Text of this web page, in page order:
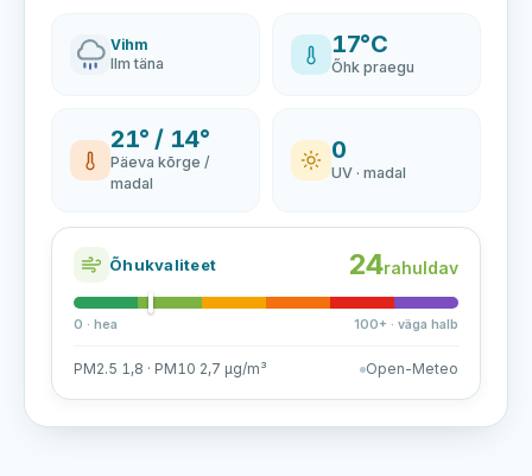
Vihm
Ilm täna
17°C
Õhk praegu
21° / 14°
Päeva kõrge /
madal
0
UV · madal
Õhukvaliteet 24rahuldav
0 · hea 100+ · väga halb
PM2.5 1,8 · PM10 2,7 µg/m³ Open-Meteo